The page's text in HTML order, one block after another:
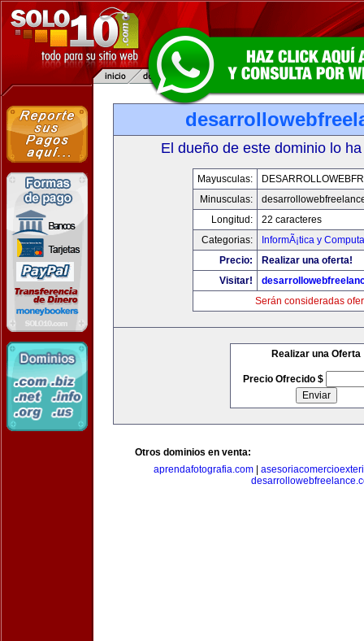
El dueño de este dominio lo
Mayusculas:
Minusculas:
Longitud:
22 caracteres
Categorias:
InformÃ¡tica y
Precio:
Realizar una oferta!
Visitar!
Serán consideradas
Realizar una Oferta
Precio Ofrecido $
Otros dominios en venta:
aprendafotografia.com